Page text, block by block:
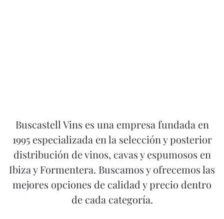
Buscastell Vins es una empresa fundada en
1995 especializada en la selección y posterior
distribución de vinos, cavas y espumosos en
Ibiza y Formentera. Buscamos y ofrecemos las
mejores opciones de calidad y precio dentro
de cada categoría.